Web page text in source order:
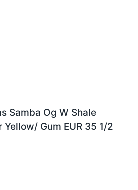
Samba Og W Shale
Yellow/ Gum EUR 35 1/2